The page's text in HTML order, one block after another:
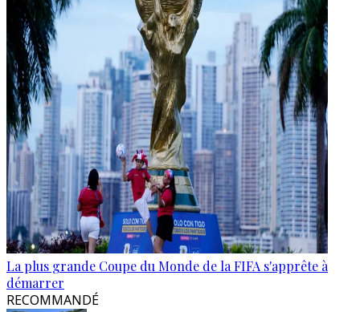
La plus grande Coupe du Monde de la FIFA s'apprête à
démarrer
RECOMMANDÉ